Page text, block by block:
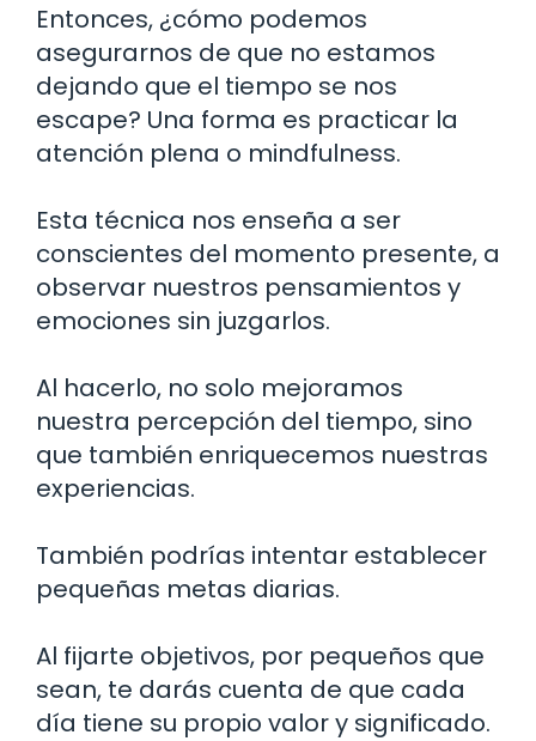
Entonces, ¿cómo podemos
asegurarnos de que no estamos
dejando que el tiempo se nos
escape? Una forma es practicar la
atención plena o mindfulness.
Esta técnica nos enseña a ser
conscientes del momento presente, a
observar nuestros pensamientos y
emociones sin juzgarlos.
Al hacerlo, no solo mejoramos
nuestra percepción del tiempo, sino
que también enriquecemos nuestras
experiencias.
También podrías intentar establecer
pequeñas metas diarias.
Al fijarte objetivos, por pequeños que
sean, te darás cuenta de que cada
día tiene su propio valor y significado.